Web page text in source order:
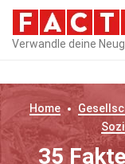
Verwandle deine
Home
35